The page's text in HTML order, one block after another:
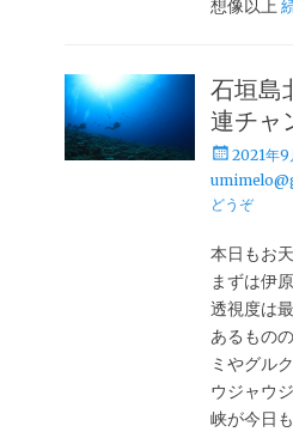
想像以上
石垣島
連チャ
投
稿
日
2021年9
どうぞ
本日もお
まずは伊
透視度は
あるもの
ミやグル
ウジャウ
峡が今日